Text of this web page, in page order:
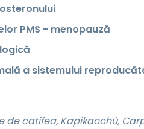
PMS - menopauză
a sistemului
de catifea, Kapikacchú,